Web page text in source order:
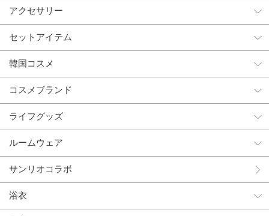
アクセサリー
セットアイテム
韓国コスメ
コスメブランド
ライフグッズ
ルームウェア
サンリオコラボ
浴衣